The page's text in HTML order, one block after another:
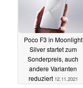
Poco F3 in Moonlight
Silver startet zum
Sonderpreis, auch
andere Varianten
reduziert 12.11.2021